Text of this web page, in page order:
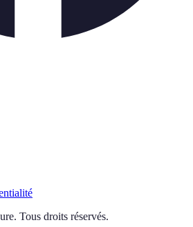
. Tous droits réservés.